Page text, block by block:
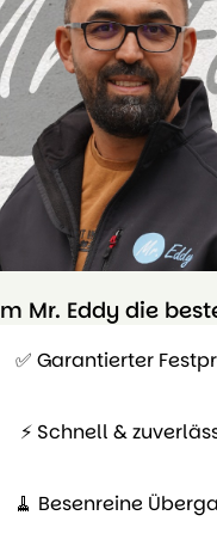
Mr. Eddy die
✅ Garantierter
⚡ Schnell &
🧹 Besenreine